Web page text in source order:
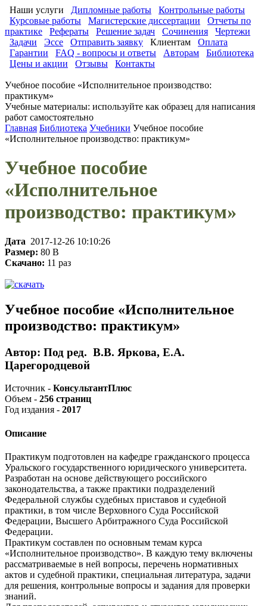
Наши услуги Дипломные работы
Контрольные работы
Курсовые работы
Магистерские диссертации
Отчеты по
практике
Рефераты Решение задач Сочинения
Чертежи
Задачи
Эссе Отправить заявку Клиентам
Оплата
Гарантии
FAQ - вопросы и ответы Авторам
Библиотека
Цены и акции
Отзывы Контакты
Учебное пособие «Исполнительное производство:
практикум»
Учебные материалы: используйте как образец для написания
работ самостоятельно
Главная Библиотека Учебники Учебное пособие
«Исполнительное производство: практикум»
Учебное пособие
«Исполнительное
производство: практикум»
Дата 2017-12-26 10:10:26
Размер: 80 B
Скачано: 11 раз
Учебное пособие «Исполнительное
производство: практикум»
Автор: Под ред. В.В. Яркова, Е.А.
Царегородцевой
Источник - КонсультантПлюс
Объем - 256 страниц
Год издания - 2017
Описание
Практикум подготовлен на кафедре гражданского процесса
Уральского государственного юридического университета.
Разработан на основе действующего российского
законодательства, а также практики подразделений
Федеральной службы судебных приставов и судебной
практики, в том числе Верховного Суда Российской
Федерации, Высшего Арбитражного Суда Российской
Федерации.
Практикум составлен по основным темам курса
«Исполнительное производство». В каждую тему включены
рассматриваемые в ней вопросы, перечень нормативных
актов и судебной практики, специальная литература, задачи
для решения, контрольные вопросы и задания для проверки
знаний.